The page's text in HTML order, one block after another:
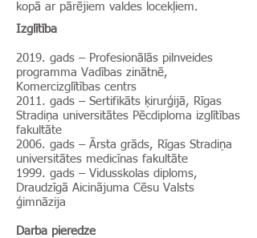
kopā ar pārējiem valdes locekļiem.
Izglītība
2019. gads – Profesionālās pilnveides
programma Vadības zinātnē,
Komercizglītības centrs
2011. gads – Sertifikāts ķirurģijā, Rīgas
Stradiņa universitātes Pēcdiploma izglītības
fakultāte
2006. gads – Ārsta grāds, Rīgas Stradiņa
universitātes medicīnas fakultāte
1999. gads – Vidusskolas diploms,
Draudzīgā Aicinājuma Cēsu Valsts
ģimnāzija
Darba pieredze